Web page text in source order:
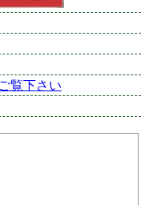
覧下さい